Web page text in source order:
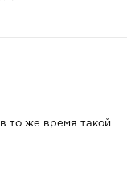
то же время такой